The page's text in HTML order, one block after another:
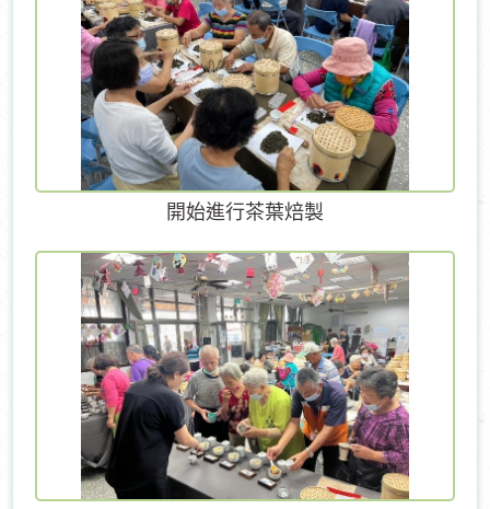
開始進行茶葉焙製